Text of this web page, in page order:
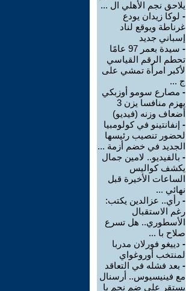
يلاحق نجم الأهلي ال ...
- لوكا زيدان يودع
غرناطة ويوقع لناد
إسباني جديد
-
سيدة بعمر 97 عامًا
تحطم الرقم القياسي
لأكبر امرأة تمشي على
ج ...
- مصارع سومو أوزبكي
يهزم منافسا يزن 3
أضعاف وزنه (فيديو)
- إنفانتينو في كولومبيا
لحضور تنصيب رئيسها
الجديد في خضم أزمة ...
- بالفيديو.. لامين جمال
يكشف كواليس
الساعات الأخيرة قبل
نهائي ...
- رأي.. عزالدين يكتب:
رغم الاستقبال
الأسطوري.. هل تسرع
صلاح با ...
- دييغو فورلان مدربا
لمنتخب أوروغواي
- بعد فشله في التعاقد
مع فينيسيوس.. أرسنال
يستقر على ضم نجم با